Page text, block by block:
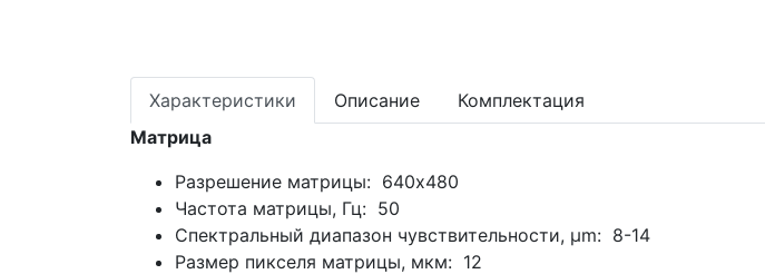
Характеристики Описание
Комплектация
Матрица
Разрешение матрицы: 640x480
Частота матрицы, Гц: 50
Спектральный диапазон чувствительности, μm: 8-14
Размер пикселя матрицы, мкм: 12